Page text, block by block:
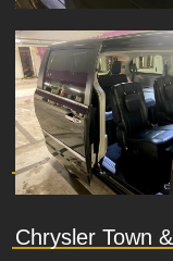
Chrysler Town